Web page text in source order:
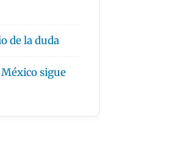
de la duda
sigue